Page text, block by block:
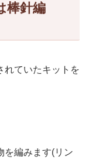
棒針編
れていたキットを
を編みます(リン